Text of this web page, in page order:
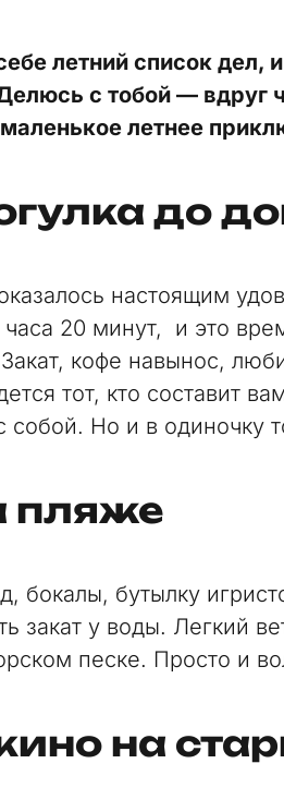
летний список дел,
с тобой — вдруг
летнее
до
настоящим
20 минут, и это
кофе навынос,
тот, кто составит
собой. Но и в одиночку
пляже
бокалы, бутылку
закат у воды. Легкий
песке. Просто и
на